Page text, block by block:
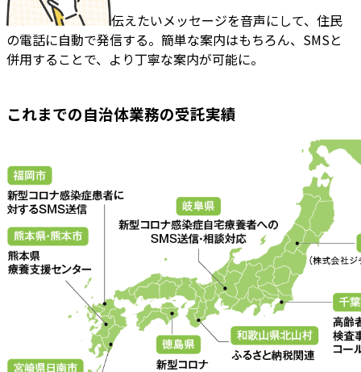
伝えたいメッセージを音声にして、住民
の電話に自動で発信する。簡単な案内はもちろん、SMSと
併用することで、より丁寧な案内が可能に。
これまでの自治体業務の受託実績